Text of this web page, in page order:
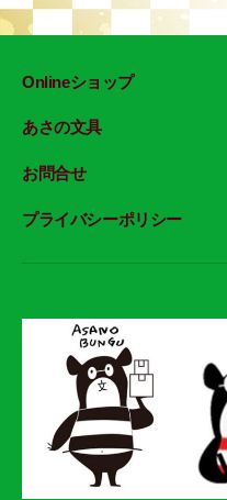
Onlineショップ
あさの文具
お問合せ
プライバシーポリシー